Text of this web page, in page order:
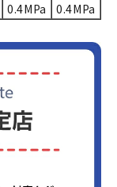
0.4MPa 0.4MPa